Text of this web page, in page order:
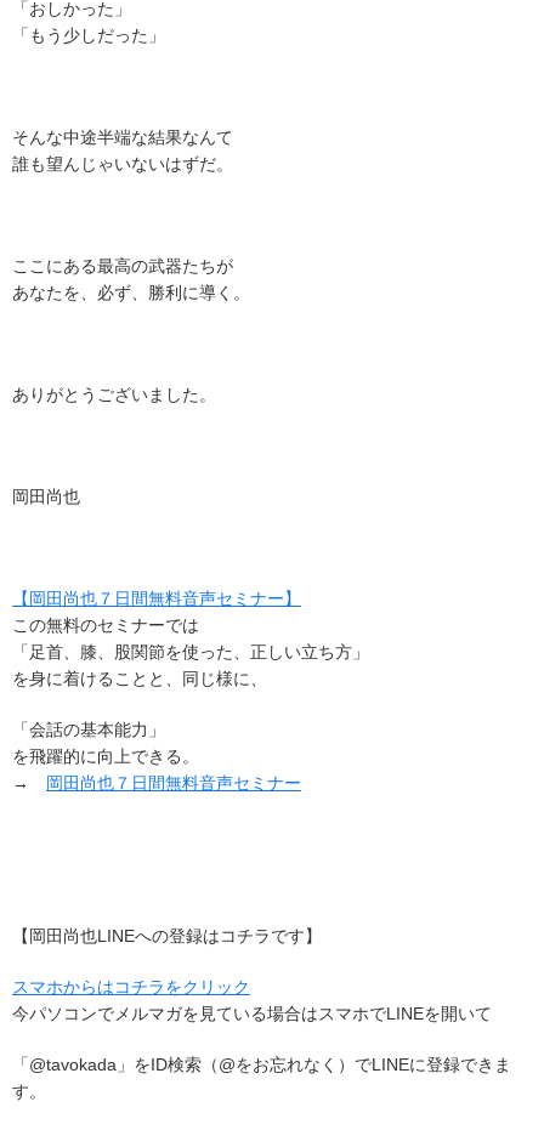
「おしかった」
「もう少しだった」
そんな中途半端な結果なんて
誰も望んじゃいないはずだ。
ここにある最高の武器たちが
あなたを、必ず、勝利に導く。
ありがとうございました。
岡田尚也
【岡田尚也７日間無料音声セミナー】
この無料のセミナーでは
「足首、膝、股関節を使った、正しい立ち方」
を身に着けることと、同じ様に、
「会話の基本能力」
を飛躍的に向上できる。
→
岡田尚也７日間無料音声セミナー
【岡田尚也LINEへの登録はコチラです】
スマホからはコチラをクリック
今パソコンでメルマガを見ている場合はスマホでLINEを開いて
「@tavokada」をID検索（@をお忘れなく）でLINEに登録できま
す。